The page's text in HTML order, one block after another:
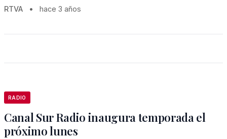
RTVA • hace 3 años
RADIO
Canal Sur Radio inaugura temporada el
próximo lunes